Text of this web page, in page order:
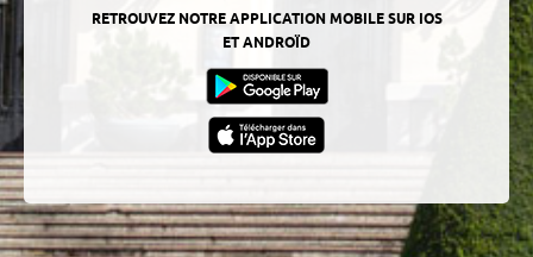
RETROUVEZ NOTRE APPLICATION MOBILE SUR IOS
ET ANDROÏD